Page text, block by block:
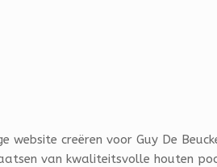
website creëren voor Guy De
van kwaliteitsvolle houten